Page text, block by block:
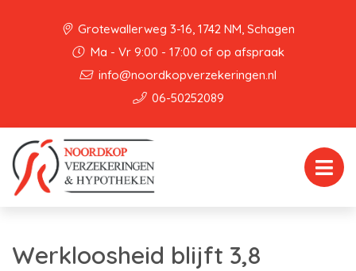
Grotewallerweg 3-16, 1742 NM, Schagen
Ma - Vr 9:00 - 17:00 of op afspraak
info@noordkopverzekeringen.nl
06-50252089
Werkloosheid blijft 3,8